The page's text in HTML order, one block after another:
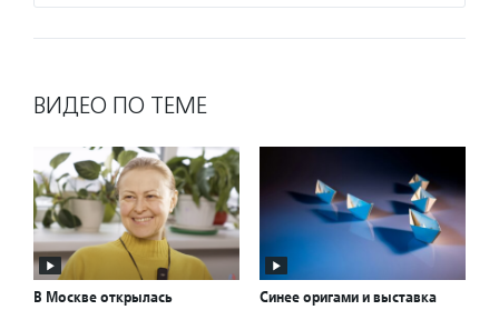
ВИДЕО ПО ТЕМЕ
В Москве открылась
Синее оригами и выставка